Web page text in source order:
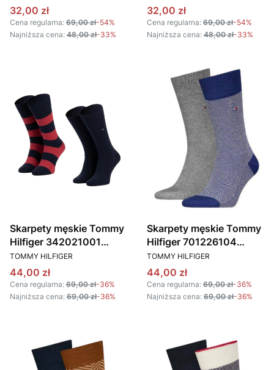
Cena promocyjna
32,00 zł
Cena regularna: 69,00 zł-54%
Najniższa cena: 48,00 zł-33%
Cena promocyjna
32,00 zł
Cena regularna: 69,00 zł-54%
Najniższa cena: 48,00 zł-33%
Skarpety męskie Tommy
Hilfiger 342021001
granatowy czerwony
PRODUCENT
TOMMY HILFIGER
Cena promocyjna
44,00 zł
Cena regularna: 69,00 zł-36%
Najniższa cena: 69,00 zł-36%
Skarpety męskie Tommy
Hilfiger 701226104
szary granatowy
PRODUCENT
TOMMY HILFIGER
Cena promocyjna
44,00 zł
Cena regularna: 69,00 zł-36%
Najniższa cena: 69,00 zł-36%